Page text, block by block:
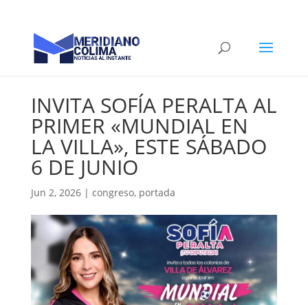
INVITA SOFÍA PERALTA AL
PRIMER «MUNDIAL EN
LA VILLA», ESTE SÁBADO
6 DE JUNIO
Jun 2, 2026| congreso, portada